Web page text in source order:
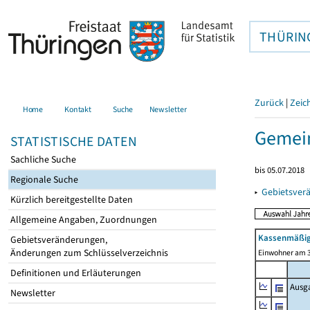
Home Kontakt Suche Newsletter
STATISTISCHE DATEN
Sachliche Suche
Regionale Suche
Kürzlich bereitgestellte Daten
Allgemeine Angaben, Zuordnungen
Gebietsveränderungen,
Änderungen zum Schlüsselverzeichnis
Definitionen und Erläuterungen
Newsletter
Zurück |
bis 05.07.2018
▸
Einwohner am